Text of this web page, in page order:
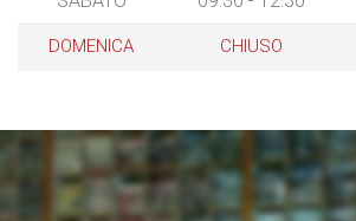
DOMENICA CHIUSO